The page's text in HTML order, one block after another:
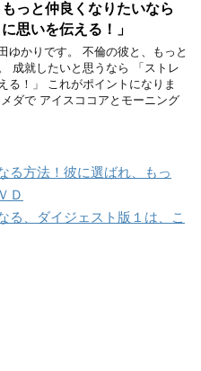
っと仲良くなりたいなら
思いを伝える！」
ゆかりです。 不倫の彼と、もっと
成就したいと思うなら 「ストレ
る！」 これがポイントになりま
ダで アイスココアとモーニング
る方法！彼に選ばれ、もっ
Ｄ
る、ダイジェスト版１は、こ